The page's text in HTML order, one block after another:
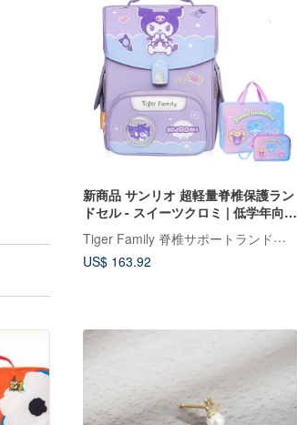
新商品 サンリオ 超軽量脊椎保護ラン
ドセル - スイーツクロミ | 低学年向け
Tiger Family 脊椎サポートランドセル・文房具
US$ 163.92